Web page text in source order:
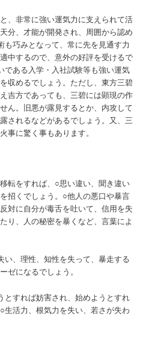
、非常に強い運気力に支えられて活
分、才能が開発され、周囲から認め
も巧みとなって、常に先を見通す力
中するので、意外の好評を受けるで
である入学・入社試験等も強い運気
収めるでしょう。ただし、東方三碧
吉方であっても、三碧には顕現の作
ん。旧悪が露見するとか、内攻して
されるなどがあるでしょう。又、三
事に驚く事もあります。
転をすれば、○思い違い、聞き違い
招くでしょう。○他人の悪口や暴言
対に自分が毒舌を吐いて、信用を失
り、人の秘密を暴くなど、言葉によ
い、理性、知性を失って、暴走する
ゼになるでしょう。
とすれば妨害され、始めようとすれ
生活力、根気力を失い、若さが失わ